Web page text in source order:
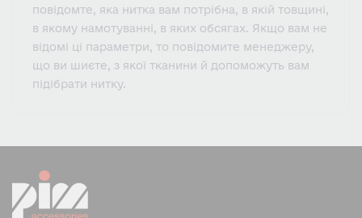
повідомте, яка нитка вам потрібна, в якій товщині,
в якому намотуванні, в яких обсягах. Якщо вам не
відомі ці параметри, то повідомите менеджеру,
що ви шиєте, з якої тканини й допоможуть вам
підібрати нитку.